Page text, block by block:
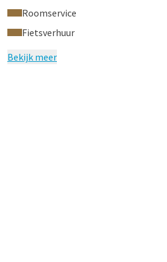
Roomservice
Fietsverhuur
Bekijk meer